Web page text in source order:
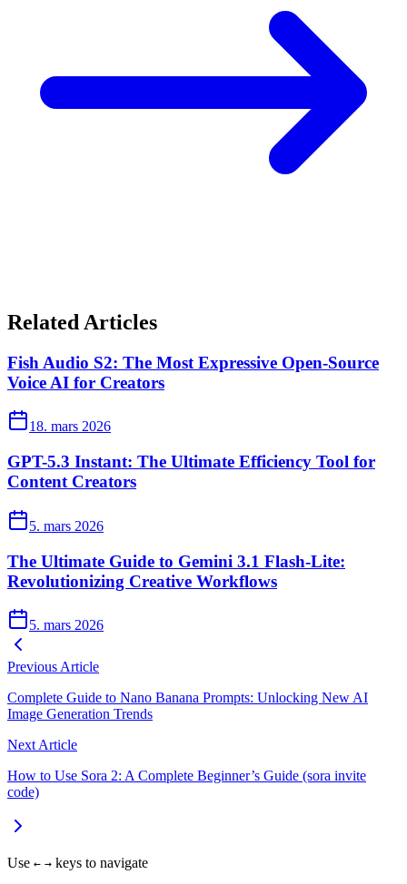
Related Articles
Fish Audio S2: The Most Expressive Open-Source
Voice AI for Creators
18. mars 2026
GPT-5.3 Instant: The Ultimate Efficiency Tool for
Content Creators
5. mars 2026
The Ultimate Guide to Gemini 3.1 Flash-Lite:
Revolutionizing Creative Workflows
5. mars 2026
Previous Article
Complete Guide to Nano Banana Prompts: Unlocking New AI
Image Generation Trends
Next Article
How to Use Sora 2: A Complete Beginner’s Guide (sora invite
code)
Use ← → keys to navigate